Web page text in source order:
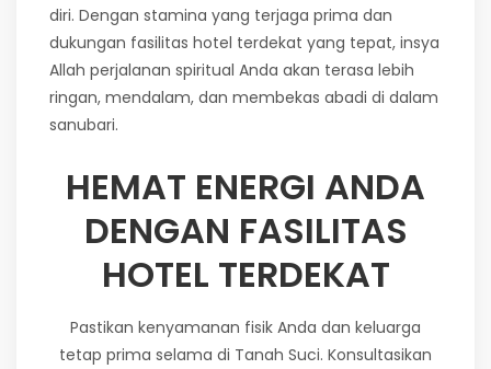
diri. Dengan stamina yang terjaga prima dan
dukungan fasilitas hotel terdekat yang tepat, insya
Allah perjalanan spiritual Anda akan terasa lebih
ringan, mendalam, dan membekas abadi di dalam
sanubari.
HEMAT ENERGI ANDA
DENGAN FASILITAS
HOTEL TERDEKAT
Pastikan kenyamanan fisik Anda dan keluarga
tetap prima selama di Tanah Suci. Konsultasikan